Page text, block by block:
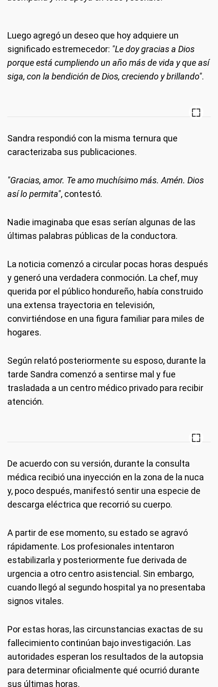
Luego agregó un deseo que hoy adquiere un
significado estremecedor: "Le doy gracias a Dios
porque está cumpliendo un año más de vida y que así
siga, con la bendición de Dios, creciendo y brillando".
Sandra respondió con la misma ternura que
caracterizaba sus publicaciones.
"Gracias, amor. Te amo muchísimo más. Amén. Dios
así lo permita", contestó.
Nadie imaginaba que esas serían algunas de las
últimas palabras públicas de la conductora.
La noticia comenzó a circular pocas horas después
y generó una verdadera conmoción. La chef, muy
querida por el público hondureño, había construido
una extensa trayectoria en televisión,
convirtiéndose en una figura familiar para miles de
hogares.
Según relató posteriormente su esposo, durante la
tarde Sandra comenzó a sentirse mal y fue
trasladada a un centro médico privado para recibir
atención.
De acuerdo con su versión, durante la consulta
médica recibió una inyección en la zona de la nuca
y, poco después, manifestó sentir una especie de
descarga eléctrica que recorrió su cuerpo.
A partir de ese momento, su estado se agravó
rápidamente. Los profesionales intentaron
estabilizarla y posteriormente fue derivada de
urgencia a otro centro asistencial. Sin embargo,
cuando llegó al segundo hospital ya no presentaba
signos vitales.
Por estas horas, las circunstancias exactas de su
fallecimiento continúan bajo investigación. Las
autoridades esperan los resultados de la autopsia
para determinar oficialmente qué ocurrió durante
sus últimas horas.